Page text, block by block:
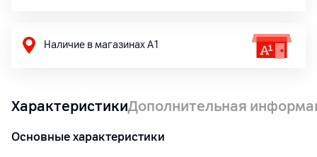
Наличие в магазинах А1
ХарактеристикиДополнительная
Основные характеристики